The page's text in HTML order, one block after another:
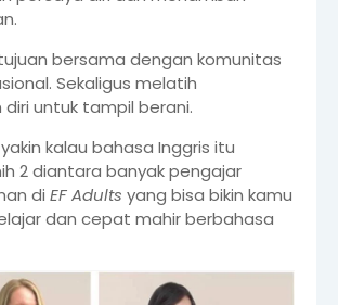
bersama dengan komunitas
Sekaligus melatih
untuk tampil berani.
kalau bahasa Inggris itu
2 diantara banyak pengajar
di EFAdults yang bisa bikin kamu
dan cepat mahir berbahasa